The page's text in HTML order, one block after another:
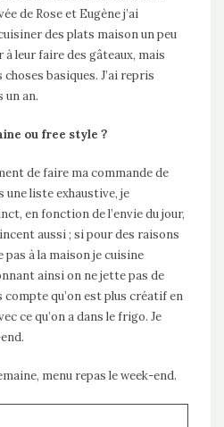
de Rose et Eugène j’ai
des plats maison un peu
leur faire des gâteaux, mais
basiques. J’ai repris
un an.
ou free style ?
de faire ma commande de
une liste exhaustive, je
en fonction de l’envie du jour,
aussi ; si pour des raisons
à la maison je cuisine
ainsi on ne jette pas de
qu’on est plus créatif en
ce qu’on a dans le frigo. Je
menu repas le week-end.